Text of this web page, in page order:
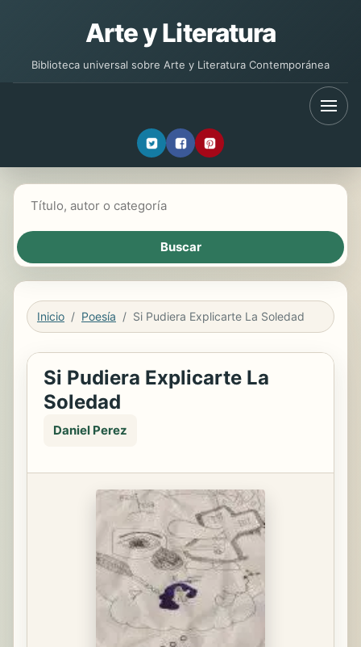
Arte y Literatura
Biblioteca universal sobre Arte y Literatura Contemporánea
Inicio Poesía Si Pudiera Explicarte La Soledad
Si Pudiera Explicarte La
Soledad
Daniel Perez